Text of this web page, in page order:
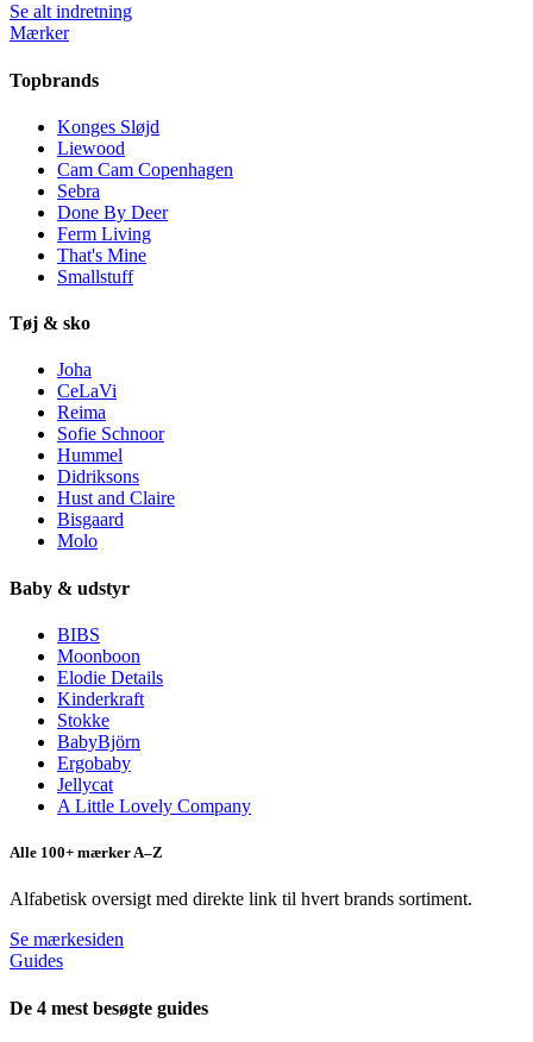
Se alt indretning
Mærker
Topbrands
Konges Sløjd
Liewood
Cam Cam Copenhagen
Sebra
Done By Deer
Ferm Living
That's Mine
Smallstuff
Tøj & sko
Joha
CeLaVi
Reima
Sofie Schnoor
Hummel
Didriksons
Hust and Claire
Bisgaard
Molo
Baby & udstyr
BIBS
Moonboon
Elodie Details
Kinderkraft
Stokke
BabyBjörn
Ergobaby
Jellycat
A Little Lovely Company
Alle 100+ mærker A–Z
Alfabetisk oversigt med direkte link til hvert brands sortiment.
Se mærkesiden
Guides
De 4 mest besøgte guides